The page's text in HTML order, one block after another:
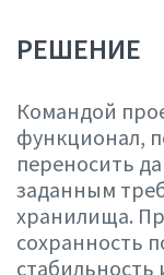
РЕШЕНИЕ
Командой
функционал,
переносить
заданным
хранилища.
сохранность
стабильность